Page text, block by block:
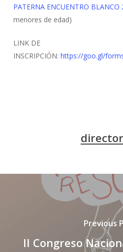
PATERNA ENCUENTRO BLANCO
menores de edad)
LINK DE
INSCRIPCIÓN: https://goo.gl/
Previous
II Congreso